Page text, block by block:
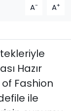
A- A+
Hazır
Fashion
ile